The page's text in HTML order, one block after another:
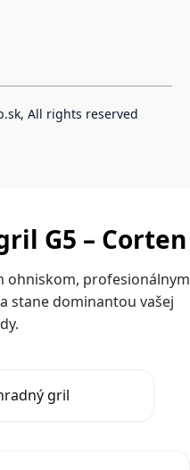
All rights reserved
G5 – Corten
ohniskom, profesionálnym
stane dominantou vašej